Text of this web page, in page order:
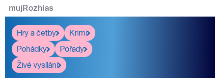
mujRozhlas
Hry a četby
Krimi
Pohádky
Pořady
Živé vysílání